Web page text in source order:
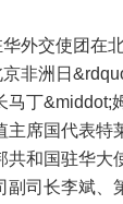
外交使团在
非洲日
马丁&middot;
主席国代表特
共和国驻华大
副司长李斌、